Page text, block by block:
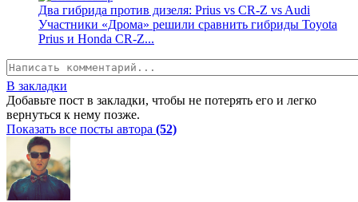
Два гибрида против дизеля: Prius vs CR-Z vs Audi
Участники «Дрома» решили сравнить гибриды Toyota
Prius и Honda CR-Z...
В закладки
Добавьте пост в закладки, чтобы не потерять его и легко
вернуться к нему позже.
Показать все посты автора (52)